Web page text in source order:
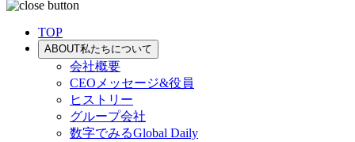
TOP
ABOUT私たちについて
会社概要
CEOメッセージ&役員
ヒストリー
グループ会社
数字でみるGlobal Daily